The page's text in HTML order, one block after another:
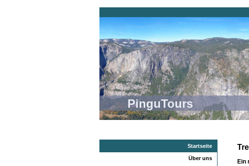
PinguTours
Ein
Startseite
Über uns